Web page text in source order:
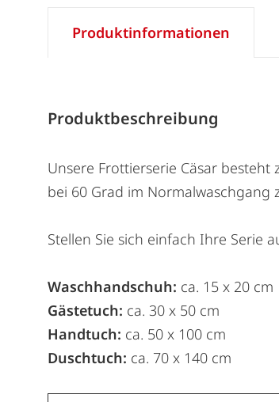
Produktinformationen
Produktbeschreibung
Unsere Frottierserie Cäsar
bei 60 Grad im Normalwaschgang
Stellen Sie sich einfach Ihre Serie
Waschhandschuh: ca. 15 x 20 cm
Gästetuch: ca. 30 x 50 cm
Handtuch: ca. 50 x 100 cm
Duschtuch: ca. 70 x 140 cm